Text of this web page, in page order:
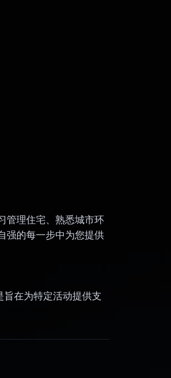
管理住宅、熟悉城市环
强的每一步中为您提供
旨在为特定活动提供支